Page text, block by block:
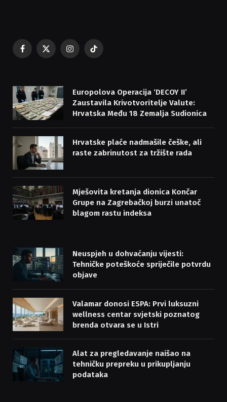
Facebook
X
Instagram
TikTok
Europolova Operacija ‘DECOY II’
Zaustavila Krivotvoritelje Valute:
Hrvatska Među 18 Zemalja Sudionica
Hrvatske plaće nadmašile češke, ali
raste zabrinutost za tržište rada
Mješovita kretanja dionica Končar
Grupe na Zagrebačkoj burzi unatoč
blagom rastu indeksa
Neuspjeh u dohvaćanju vijesti:
Tehničke poteškoće spriječile potvrdu
objave
Valamar donosi ESPA: Prvi luksuzni
wellness centar svjetski poznatog
brenda otvara se u Istri
Alat za pregledavanje naišao na
tehničku prepreku u prikupljanju
podataka